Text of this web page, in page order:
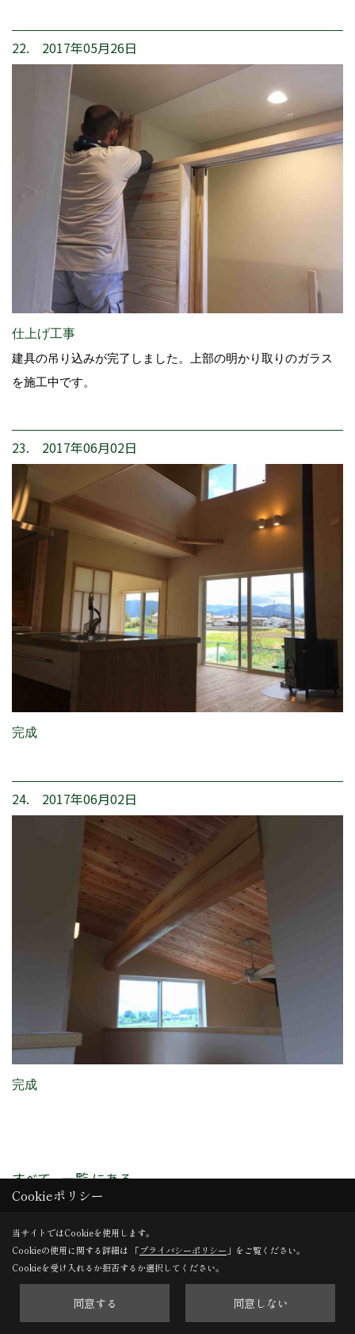
22. 2017年05月26日
仕上げ工事
建具の吊り込みが完了しました。上部の明かり取りのガラス
を施工中です。
23. 2017年06月02日
完成
24. 2017年06月02日
完成
すべて - 一覧 にある
その他の現場レポート（竣工）
Cookieポリシー
当サイトではCookieを使用します。
Cookieの使用に関する詳細は 「プライバシーポリシー 」をご覧ください。
Cookieを受け入れるか拒否するか選択してください。
同意する 同意しない